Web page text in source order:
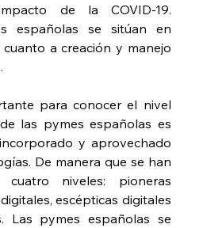
de la COVID-19.
españolas se sitúan en
a creación y manejo
para conocer el nivel
las pymes españolas es
y aprovechado
De manera que se han
cuatro niveles: pioneras
escépticas digitales
Las pymes españolas se